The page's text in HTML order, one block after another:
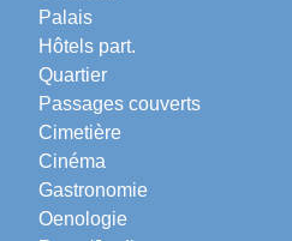
Palais
Hôtels part.
Quartier
Passages couverts
Cimetière
Cinéma
Gastronomie
Oenologie